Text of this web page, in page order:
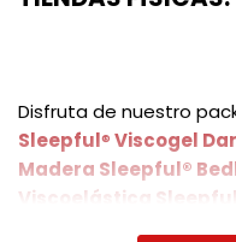
Disfruta de nuestro
Sleepful®Viscogel
Madera Sleepful®
Viscoelástica